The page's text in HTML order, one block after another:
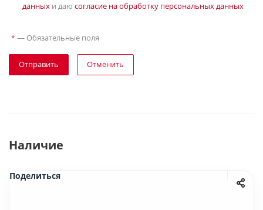
данных и даю согласие на обработку персональных данных
* — Обязательные поля
Отправить Отменить
Наличие
Поделиться